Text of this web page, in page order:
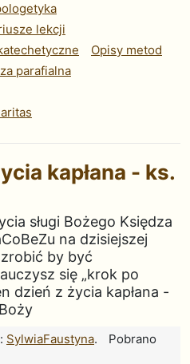
lekcji
Opisy metod
parafialna
kapłana - ks.
sługi Bożego Księdza
na dzisiejszej
by być
się „krok po
dzień z życia kapłana -
SylwiaFaustyna. Pobrano